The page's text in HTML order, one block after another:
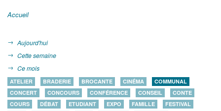
Accueil
Aujourd'hui
Cette semaine
Ce mois
ATELIER BRADERIE BROCANTE CINÉMA
COMMUNAL
CONCERT
CONCOURS CONFÉRENCE CONSEIL
CONTE
COURS
DÉBAT ETUDIANT EXPO FAMILLE
FESTIVAL